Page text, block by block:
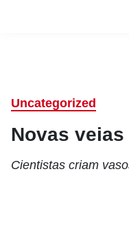
Uncategorized
Novas veias
Cientistas criam